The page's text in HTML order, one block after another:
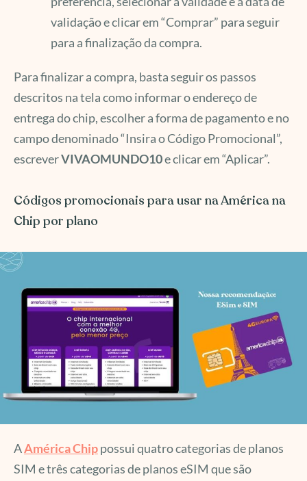
validação e clicar em “Comprar” para seguir
para a finalização da compra.
Para finalizar a compra, basta seguir os passos
descritos na tela como informar o endereço de
entrega do chip, escolher a forma de pagamento e no
campo denominado “Insira o Código Promocional”,
escreverVIVAOMUNDO10e clicar em “Aplicar”.
Códigos promocionais para usar na América na
Chip por plano
AAmérica Chippossui quatro categorias de planos
SIM e três categorias de planos eSIM que são